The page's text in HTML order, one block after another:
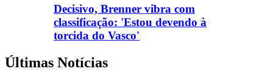
Decisivo, Brenner vibra com
classificação: 'Estou devendo à
torcida do Vasco'
Últimas Notícias